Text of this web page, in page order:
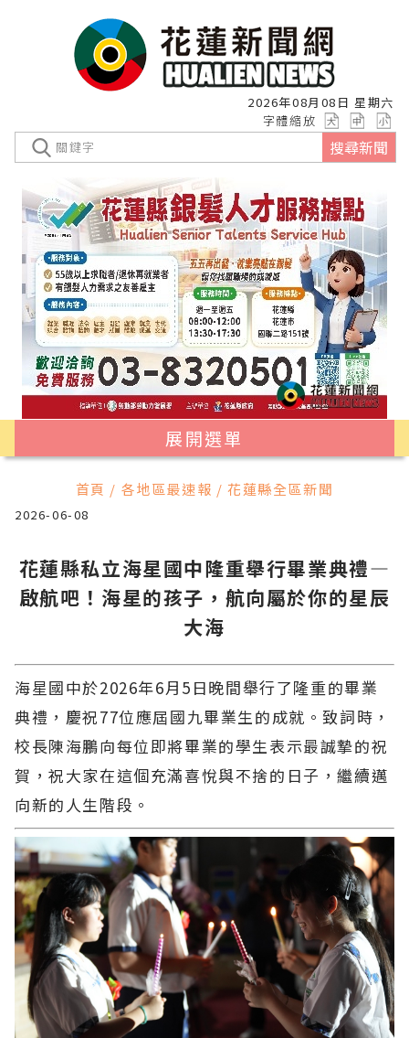
2026年08月08日 星期六
字體縮放
搜尋新聞
展開選單
首頁 / 各地區最速報 / 花蓮縣全區新聞
2026-06-08
花蓮縣私立海星國中隆重舉行畢業典禮—
啟航吧！海星的孩子，航向屬於你的星辰
大海
海星國中於2026年6月5日晚間舉行了隆重的畢業
典禮，慶祝77位應屆國九畢業生的成就。致詞時，
校長陳海鵬向每位即將畢業的學生表示最誠摯的祝
賀，祝大家在這個充滿喜悅與不捨的日子，繼續邁
向新的人生階段。